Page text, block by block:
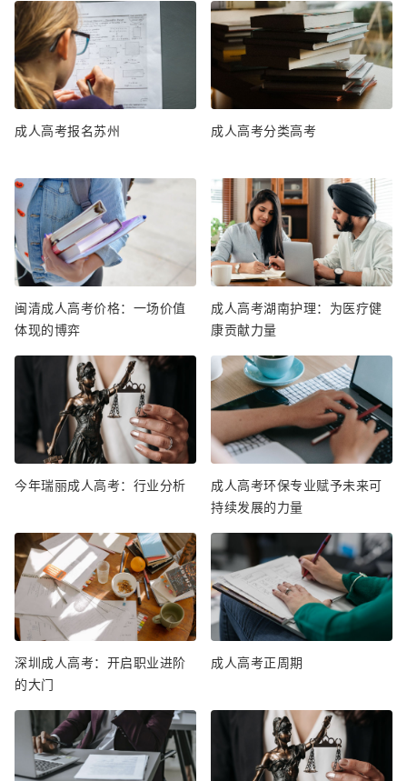
成人高考报名苏州 成人高考分类高考
闽清成人高考价格：一场价值
体现的博弈
成人高考湖南护理：为医疗健
康贡献力量
今年瑞丽成人高考：行业分析
成人高考环保专业赋予未来可
持续发展的力量
深圳成人高考：开启职业进阶
的大门
成人高考正周期